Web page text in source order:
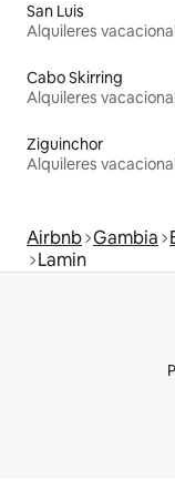
San Luis
Alquileres
Cabo Skirring
Alquileres
Ziguinchor
Alquileres
Airbnb Gambia
Lamin